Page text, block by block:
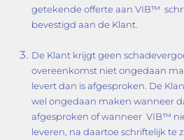
getekende offerte aan VIB™
bevestigd aan de Klant.
De Klant krijgt geen
overeenkomst niet ongedaan
levert dan is afgesproken. De
wel ongedaan maken wanneer
afgesproken of wanneer VIB™
leveren, na daartoe schriftelijk te